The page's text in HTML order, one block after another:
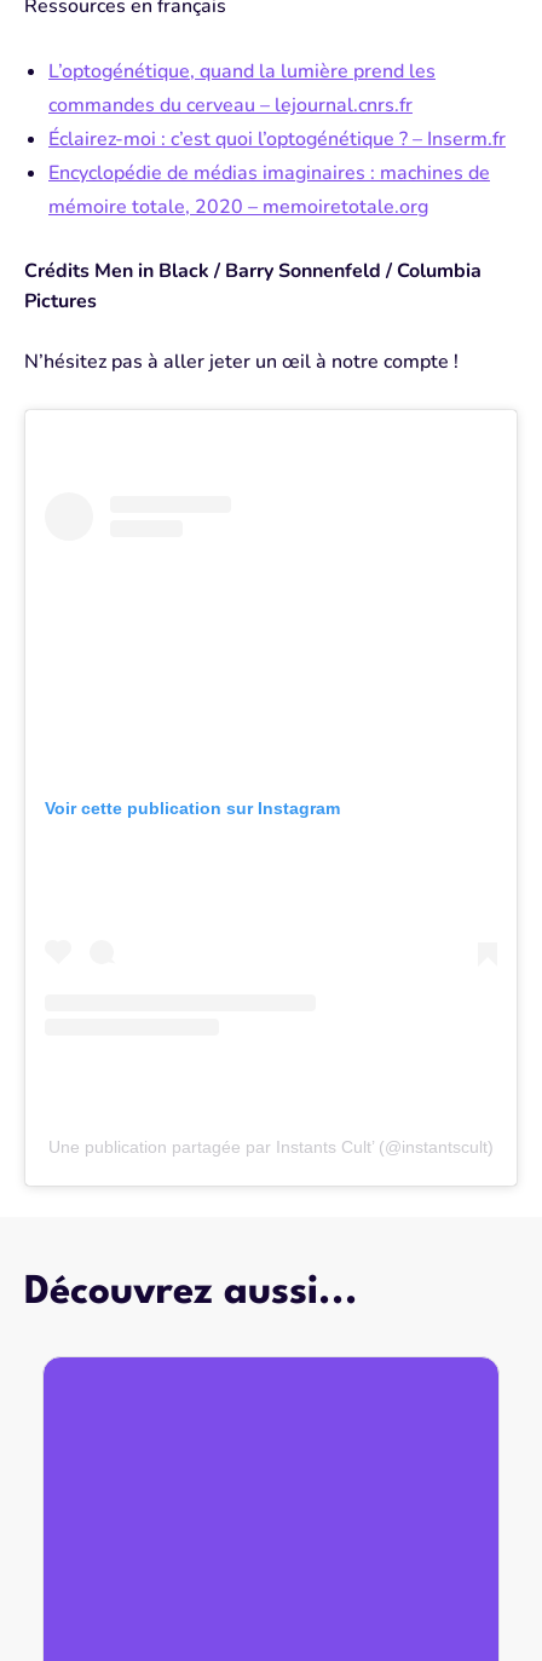
Ressources en français
L’optogénétique, quand la lumière prend les
commandes du cerveau – lejournal.cnrs.fr⁠⁠
Éclairez-moi : c’est quoi l’optogénétique ? – Inserm.fr⁠⁠
Encyclopédie de médias imaginaires : machines de
mémoire totale, 2020 – memoiretotale.org⁠⁠
Crédits Men in Black / Barry Sonnenfeld / Columbia
Pictures
N’hésitez pas à aller jeter un œil à notre compte !
Voir cette publication sur Instagram
Une publication partagée par Instants Cult’ (@instantscult)
Découvrez aussi...